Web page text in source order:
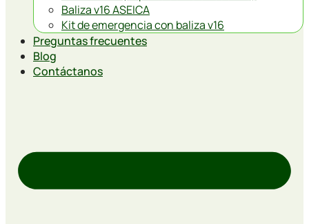
Baliza v16 ASEICA
Kit de emergencia con baliza v16
Preguntas frecuentes
Blog
Contáctanos